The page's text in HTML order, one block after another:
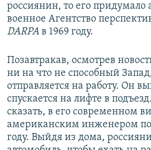
россиянин, то его придумало
военное Агентство
DARPA в 1969 году.
Позавтракав, осмотрев
ни на что не способный
отправляется на работу. Он
спускается на лифте в
сказать, в его современном
американским инженером
году. Выйдя из дома,